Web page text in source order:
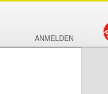
ANMELDEN